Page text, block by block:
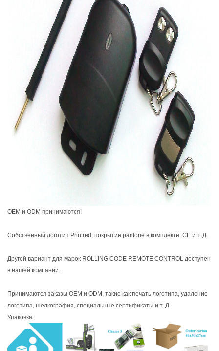
OEM и ODM принимаются!
Собственный логотип Printred, покрытие pantone в комплекте, CE и т. Д.
Другой вариант для марок ROLLING CODE REMOTE CONTROL доступен
в нашей компании.
Принимаются заказы OEM и ODM, такие как печать логотипа, удаление
логотипа, шелкография, специальные сертификаты и т. Д.
Упаковка: